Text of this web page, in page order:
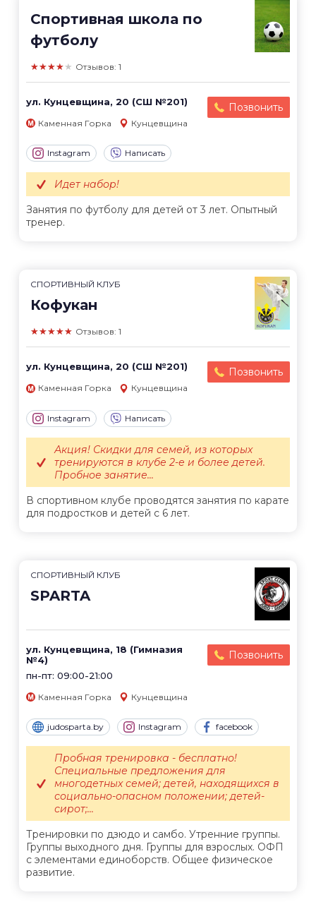
Спортивная школа по
футболу
★★★★★ Отзывов: 1
ул. Кунцевщина, 20 (СШ №201) Позвонить
Каменная Горка Кунцевщина
Instagram Написать
Занятия по футболу для детей от 3 лет. Опытный
тренер.
Идет набор!
СПОРТИВНЫЙ КЛУБ
Кофукан
★★★★★ Отзывов: 1
ул. Кунцевщина, 20 (СШ №201) Позвонить
Каменная Горка Кунцевщина
Instagram Написать
В спортивном клубе проводятся занятия по карате
для подростков и детей с 6 лет.
Акция! Скидки для семей, из которых
тренируются в клубе 2-е и более детей.
Пробное занятие...
СПОРТИВНЫЙ КЛУБ
SPARTA
ул. Кунцевщина, 18 (Гимназия
№4)
пн-пт: 09:00-21:00
Позвонить
Каменная Горка Кунцевщина
judosparta.by Instagram facebook
Тренировки по дзюдо и самбо. Утренние группы.
Группы выходного дня. Группы для взрослых. ОФП
с элементами единоборств. Общее физическое
развитие.
Пробная тренировка - бесплатно!
Специальные предложения для
многодетных семей; детей, находящихся в
социально-опасном положении; детей-
сирот;...